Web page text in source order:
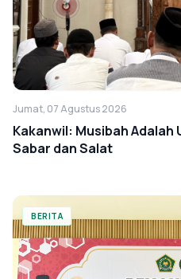
Jumat, 07 Agustus 2026
Kakanwil: Musibah Adalah
Sabar dan Salat
BERITA